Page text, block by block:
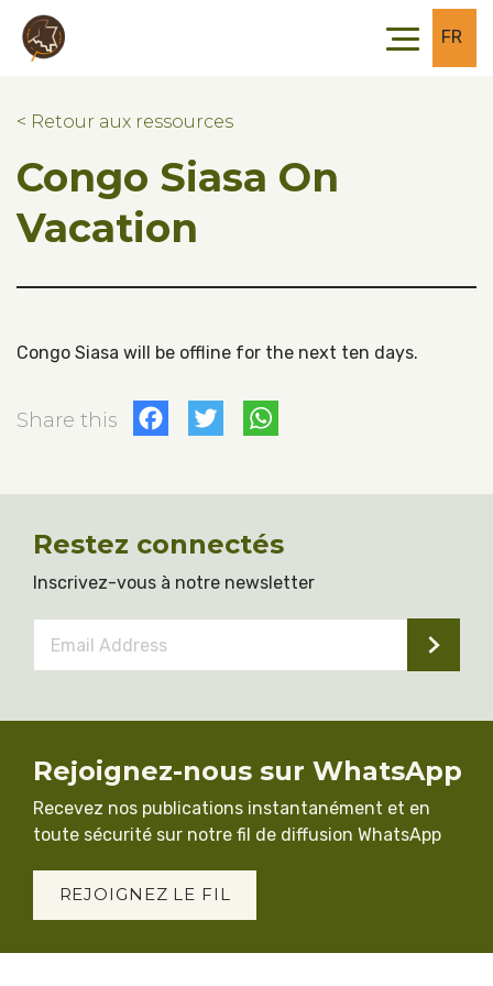
Skip to main content
Skip to footer
FR
< Retour aux ressources
Congo Siasa On
Vacation
Congo Siasa will be offline for the next ten days.
Share this Facebook
Twitter
Restez connectés
Inscrivez-vous à notre newsletter
Address *
Rejoignez-nous sur WhatsApp
Recevez nos publications instantanément et en
toute sécurité sur notre fil de diffusion WhatsApp
REJOIGNEZ LE FIL